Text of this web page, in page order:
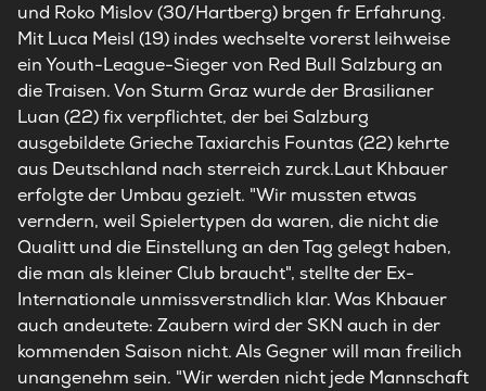
und Roko Mislov (30/Hartberg) brgen fr Erfahrung.
Mit Luca Meisl (19) indes wechselte vorerst leihweise
ein Youth-League-Sieger von Red Bull Salzburg an
die Traisen. Von Sturm Graz wurde der Brasilianer
Luan (22) fix verpflichtet, der bei Salzburg
ausgebildete Grieche Taxiarchis Fountas (22) kehrte
aus Deutschland nach sterreich zurck.Laut Khbauer
erfolgte der Umbau gezielt. "Wir mussten etwas
verndern, weil Spielertypen da waren, die nicht die
Qualitt und die Einstellung an den Tag gelegt haben,
die man als kleiner Club braucht", stellte der Ex-
Internationale unmissverstndlich klar. Was Khbauer
auch andeutete: Zaubern wird der SKN auch in der
kommenden Saison nicht. Als Gegner will man freilich
unangenehm sein. "Wir werden nicht jede Mannschaft